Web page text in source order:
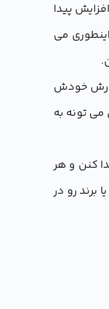
پیدا
می
خودش
تونه به
کنن و هر
برند رو در